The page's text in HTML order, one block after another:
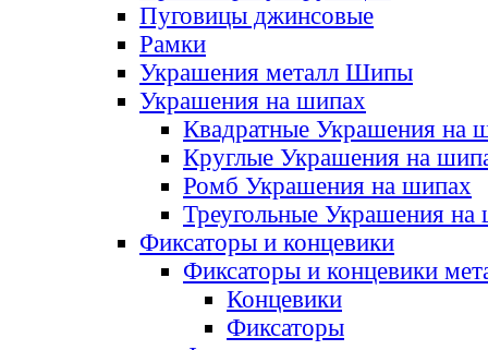
Пуговицы джинсовые
Рамки
Украшения металл Шипы
Украшения на шипах
Квадратные Украшения на
Круглые Украшения на
Ромб Украшения на шипах
Треугольные Украшения на
Фиксаторы и концевики
Фиксаторы и концевики
Концевики
Фиксаторы